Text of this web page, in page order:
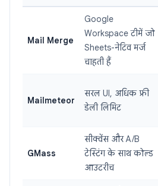
Mail Merge
Google
Workspace टीमें जो
Sheets-नेटिव मर्ज
चाहती हैं
Mailmeteor
सरल UI, अधिक फ्री
डेली लिमिट
GMass
सीक्वेंस और A/B
टेस्टिंग के साथ कोल्ड
आउटरीच